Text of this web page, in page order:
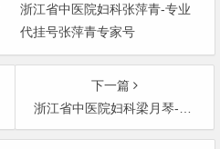
浙江省中医院妇科张萍青-专业
代挂号张萍青专家号
下一篇
浙江省中医院妇科梁月琴-专业代挂号梁月琴专家号